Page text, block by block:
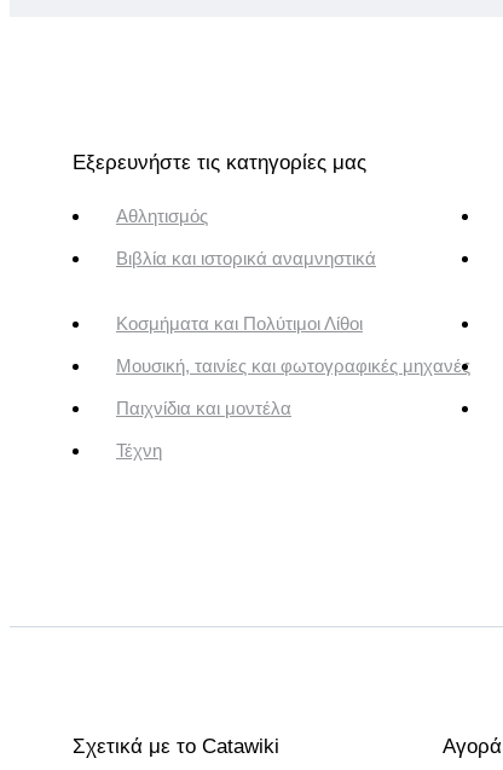
Εξερευνήστε τις κατηγορίες μας
Αθλητισμός
Βιβλία και ιστορικά αναμνηστικά
Κοσμήματα και Πολύτιμοι Λίθοι
Μουσική, ταινίες και φωτογραφικές μηχανές
Παιχνίδια και μοντέλα
Τέχνη
Σχετικά με το Catawiki Αγορά